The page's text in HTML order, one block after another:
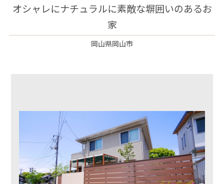
オシャレにナチュラルに素敵な塀囲いのあるお
家
岡山県岡山市